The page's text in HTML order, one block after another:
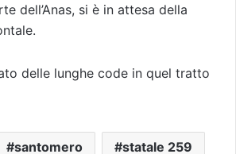
dell’Anas, si è in attesa della
delle lunghe code in quel tratto
santomero statale 259